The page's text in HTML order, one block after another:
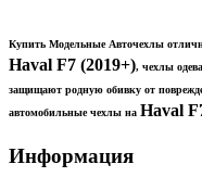
Купить Модельные Авточехлы
Haval F7 (2019+), чехлы
защищают родную обивку от
автомобильные чехлы на Haval
Информация